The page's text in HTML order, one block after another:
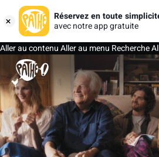
Réservez en toute
avec notre app gratuite
Aller au contenuAller au menu Recherche